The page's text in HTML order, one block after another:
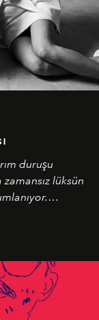
duruşu
lüksün